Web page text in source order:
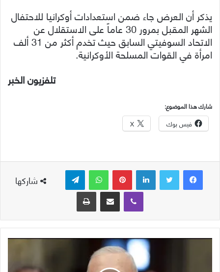
يذكر أن العرض جاء ضمن استعدادات أوكرانيا للاحتفال
الشهر المقبل بمرور 30 عاماً على الاستقلال عن
الاتحاد السوفيتي السابق حيث تخدم أكثر من 31 ألف
امرأة في القوات المسلحة الأوكرانية.
تلفزيون الخبر
شارك هذا الموضوع:
فيس بوك X
شاركها
لينكدإن بينتيريست واتساب
ڤايبر
مشاركة عبر البريد طباعة